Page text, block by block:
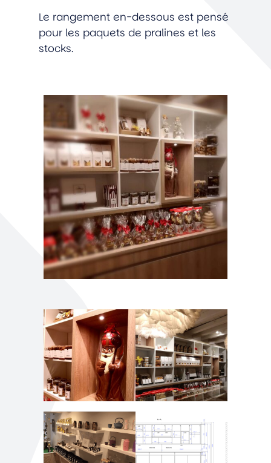
Le rangement en-dessous est pensé
pour les paquets de pralines et les
stocks.